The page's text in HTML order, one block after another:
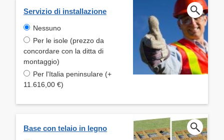
Servizio di installazione
Nessuno
Per le isole (prezzo da
concordare con la ditta di
montaggio)
Per l'Italia peninsulare (+
11.616,00 €)
Base con telaio in legno